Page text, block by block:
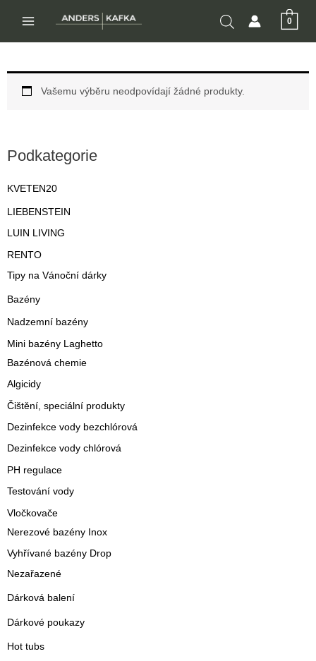
obsah
0
Podkategorie
KVETEN20
LIEBENSTEIN
LUIN LIVING
RENTO
Tipy na Vánoční dárky
Bazény
Nadzemní bazény
Mini bazény Laghetto
Bazénová chemie
Algicidy
Čištění, speciální produkty
Dezinfekce vody bezchlórová
Dezinfekce vody chlórová
PH regulace
Testování vody
Vločkovače
Nerezové bazény Inox
Vyhřívané bazény Drop
Nezařazené
Dárková balení
Dárkové poukazy
Hot tubs
Vašemu výběru neodpovídají žádné produkty.